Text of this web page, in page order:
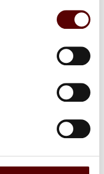
I campi obbligatori sono